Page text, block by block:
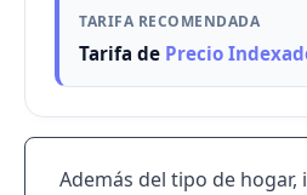
TARIFA RECOMENDADA
Tarifa de Precio
Además del tipo de